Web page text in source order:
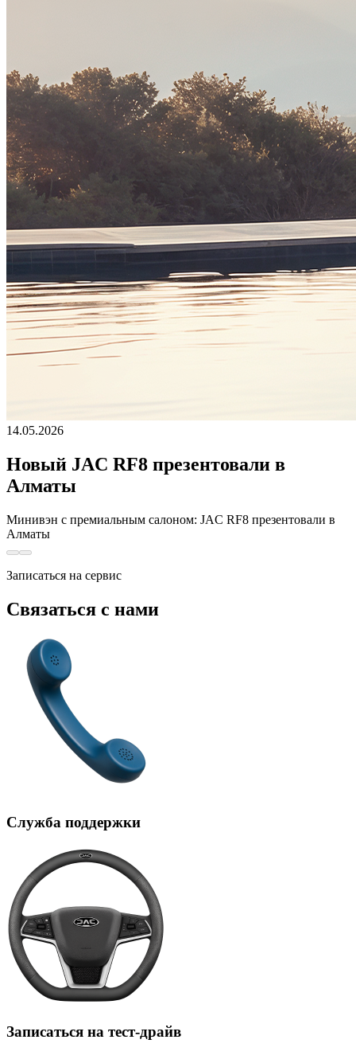
14.05.2026
Новый JAC RF8 презентовали в
Алматы
Минивэн с премиальным салоном: JAC RF8 презентовали в
Алматы
Записаться на сервис
Связаться с нами
Служба поддержки
Записаться на тест-драйв